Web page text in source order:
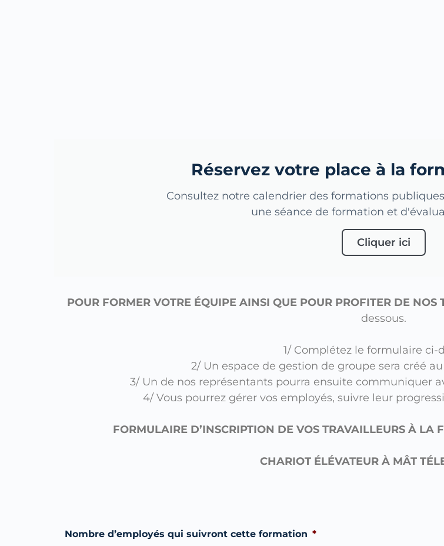
Réservez votre place à la
Consultez notre calendrier des formations
une séance de formation et
Cliquer ici
POUR FORMER VOTRE ÉQUIPE AINSI QUE POUR PROFITER DE NOS
dessous.
1/ Complétez le formulaire ci-
2/ Un espace de gestion de groupe sera créé
3/ Un de nos représentants pourra ensuite communiquer
4/ Vous pourrez gérer vos employés, suivre leur
FORMULAIRE D’INSCRIPTION DE VOS TRAVAILLEURS À LA
CHARIOT ÉLÉVATEUR À MÂT
Nombre d’employés qui suivront cette formation *